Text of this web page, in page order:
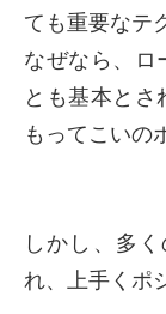
ても重要なテ
なぜなら、ロ
とも基本とさ
もってこいの
しかし、多
れ、 上手くポ